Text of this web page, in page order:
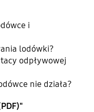
i
lodówki?
odpływowej
nie działa?